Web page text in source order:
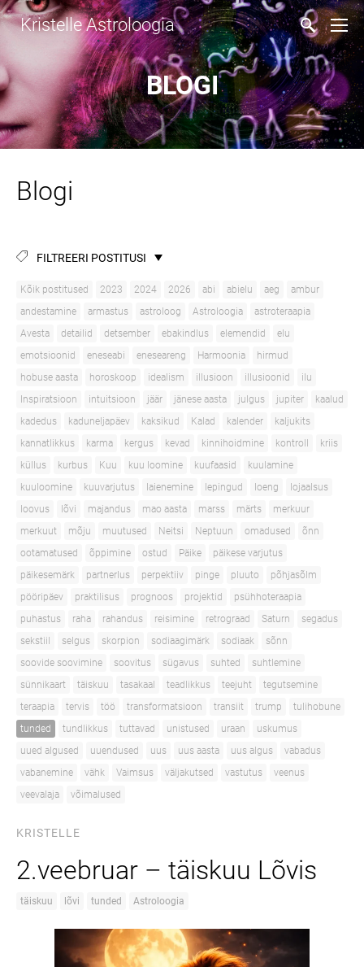
Kristelle Astroloogia
BLOGI
Blogi
FILTREERI POSTITUSI
Kõik postitused 2023 2024 2026 abi abielu aeg
ambur
andestamine
armastus astroloog Astroloogia
astroteraapia
Avesta
detailid detsember ebakindlus elemendid
elu
emotsioonid
eneseabi eneseareng Harmoonia
hirmud
hobuse aasta
horoskoop idealism illusioon illusioonid
ilu
Inspiratsioon
intuitsioon jäär jänese aasta julgus jupiter
kaalud
kadedus
kaduneljapäev kaksikud Kalad kalender
kaljukits
kannatlikkus
karma kergus kevad kinnihoidmine kontroll
kriis
küllus
kurbus Kuu kuu loomine kuufaasid
kuulamine
kuuloomine
kuuvarjutus laienemine lepingud loeng
lojaalsus
loovus
lõvi majandus mao aasta marss märts
merkuur
merkuut
mõju muutused Neitsi Neptuun omadused
õnn
ootamatused
õppimine ostud Päike
päikese varjutus
päikesemärk
partnerlus perpektiiv pinge pluuto
põhjasõlm
pööripäev
praktilisus prognoos projektid
psühhoteraapia
puhastus
raha rahandus reisimine retrograad Saturn
segadus
sekstiil
selgus skorpion sodiaagimärk sodiaak
sõnn
soovide soovimine
soovitus sügavus suhted
suhtlemine
sünnikaart
täiskuu tasakaal teadlikkus teejuht
tegutsemine
teraapia
tervis töö transformatsioon transiit trump
tulihobune
tunded
tundlikkus tuttavad unistused uraan
uskumus
uued algused
uuendused uus uus aasta uus algus
vabadus
vabanemine
vähk Vaimsus väljakutsed vastutus
veenus
veevalaja
võimalused
KRISTELLE
2.veebruar – täiskuu Lõvis
täiskuu lõvi tunded Astroloogia